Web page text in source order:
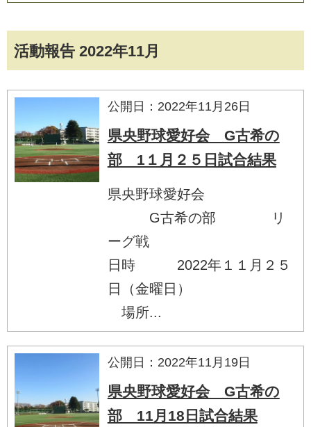
活動報告 2022年11月
公開日：2022年11月26日
県央野球愛好会 G古希の
部 1１月２５日試合結果
県央野球愛好会
G古希の部 リ
ーグ戦
日時 2022年１１月２５
日（金曜日）
場所...
公開日：2022年11月19日
県央野球愛好会 G古希の
部 11月18日試合結果